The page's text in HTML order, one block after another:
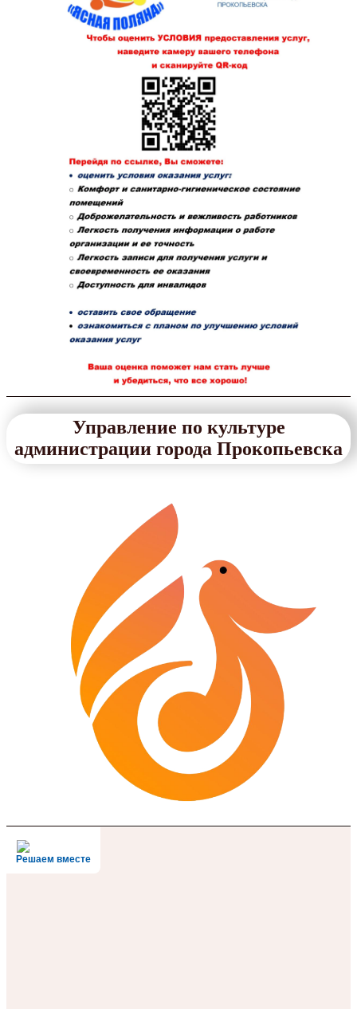
Управление по культуре
администрации города Прокопьевска
Решаем вместе